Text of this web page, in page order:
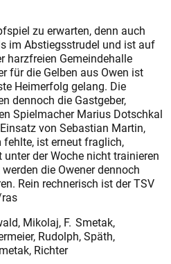
zu erwarten, denn auch
im Abstiegsstrudel und ist auf
harzfreien Gemeindehalle
für die Gelben aus Owen ist
Heimerfolg gelang. Die
dennoch die Gastgeber,
Spielmacher Marius Dotschkal
von Sebastian Martin,
ist erneut fraglich,
der Woche nicht trainieren
die Owener dennoch
Rein rechnerisch ist der TSV
Mikolaj, F. Smetak,
Rudolph, Späth,
Richter